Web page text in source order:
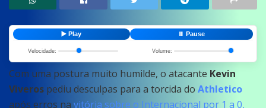
▶️ Play ⏸️ Pause
Velocidade: Volume:
Com uma postura muito humilde, o atacante Kevin
Viveros pediu desculpas para a torcida do Athletico
após erros na vitória sobre o Internacional por 1 a 0,